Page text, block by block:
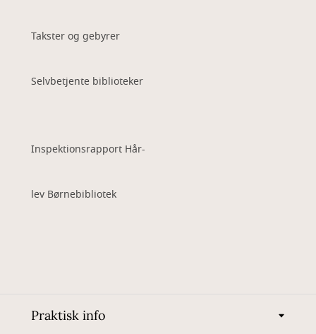
Takster og gebyrer
Selvbetjente biblioteker
Inspektionsrapport Hår-
lev Børnebibliotek
Praktisk info